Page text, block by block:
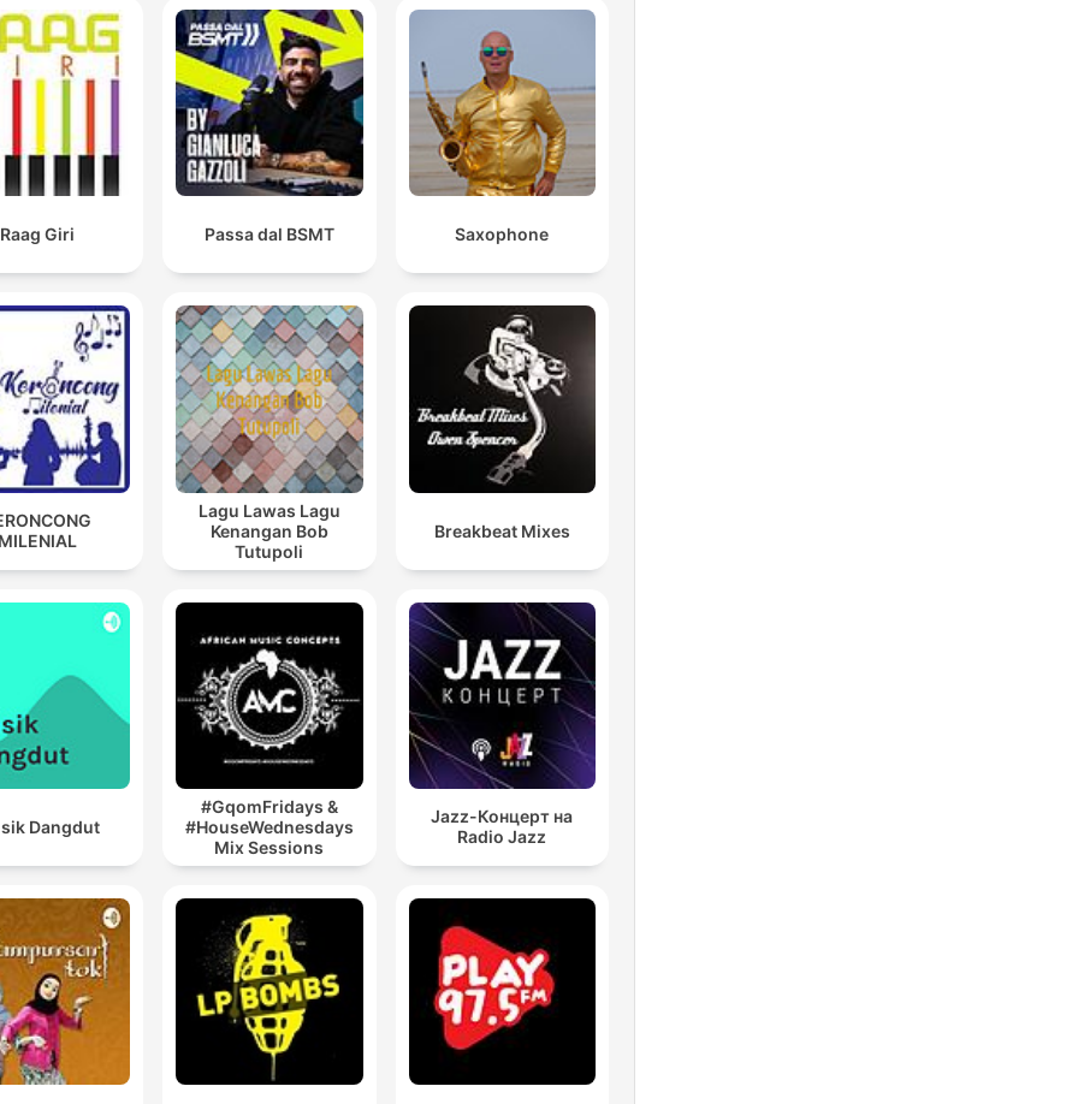
Raag Giri Passa dal BSMT Saxophone
Lagu Lawas Lagu
Kenangan Bob
Tutupoli
Breakbeat Mixes
Dangdut
#GqomFridays &
#HouseWednesdays
Mix Sessions
Jazz-Концерт на
Radio Jazz